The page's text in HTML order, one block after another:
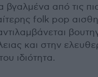
βγαλμένα από τις
folk pop
και στην
ιδιότητα.